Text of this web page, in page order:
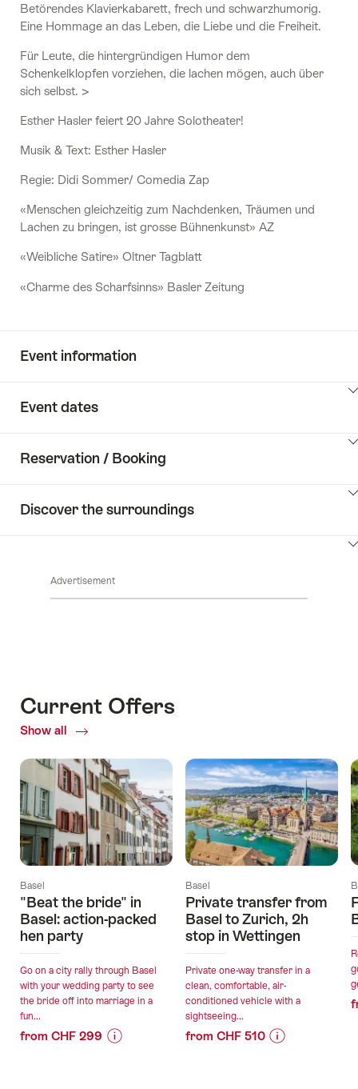
Betörendes Klavierkabarett, frech und schwarzhumorig.
Eine Hommage an das Leben, die Liebe und die Freiheit.
Für Leute, die hintergründigen Humor dem
Schenkelklopfen vorziehen, die lachen mögen, auch über
sich selbst. >
Esther Hasler feiert 20 Jahre Solotheater!
Musik & Text: Esther Hasler
Regie: Didi Sommer/ Comedia Zap
«Menschen gleichzeitig zum Nachdenken, Träumen und
Lachen zu bringen, ist grosse Bühnenkunst» AZ
«Weibliche Satire» Oltner Tagblatt
«Charme des Scharfsinns» Basler Zeitung
Event information
Event dates
ClickToViewContent
Reservation / Booking
ClickToViewContent
Discover the surroundings
Advertisement
Current Offers
Show all
Current
Basel
"Beat the bride" in
Basel: action-packed
hen party
Go on a city rally through Basel
with your wedding party to see
the bride off into marriage in a
fun...
from CHF 299
Basel
Private transfer from
Basel to Zurich, 2h
stop in Wettingen
Private one-way transfer in a
clean, comfortable, air-
conditioned vehicle with a
sightseeing...
from CHF 510